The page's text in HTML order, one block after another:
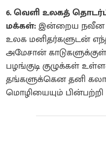
6. வெளி உலகத்
மக்கள்:இன்றைய நவீன
உலக மனிதர்களுடன்
அமேசான்
பழங்குடி குழுக்கள்
தங்களுக்கென தனி
மொழியையும்